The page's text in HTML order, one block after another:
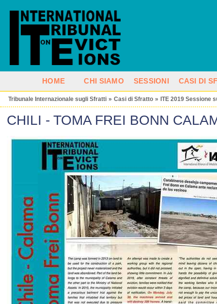
HOME CHI SIAMO SESSIONI CASI DI
Tribunale Internazionale sugli Sfratti » Casi di Sfratto » ITE 2019 Sessione
CHILI - TOMA FREI BONN